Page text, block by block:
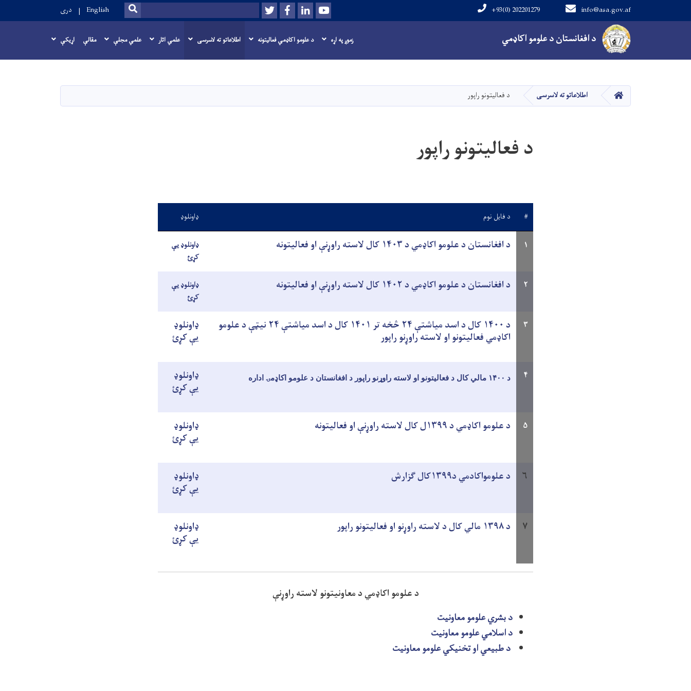
د افغانستان د علومو اکاډمي
info@asa.gov.af
+93(0) 202201279
Youtube
LinkedIn
Facebook
Twitter
لټون SEARCH
English دری
Main navigation
زموږ په اړه د علومو اکاډمي فعاليتونه اطلاعاتو ته لاسرسی علمي اثار علمي مجلې مقالې اړيکې
کور اطلاعاتو ته لاسرسی د فعاليتونو راپور
د فعاليتونو راپور
# د فایل نوم ډاونلوډ
۱ د افغانستان د علومو اکاډمي د ۱۴۰۳ کال لاسته راوړنې او فعالیتونه
ډاونلوډ یې
کړئ
۲ د افغانستان د علومو اکاډمي د ۱۴۰۲ کال لاسته راوړنې او فعالیتونه
ډاونلوډ یې
کړئ
۳ د ۱۴۰۰ کال د اسد میاشتې ۲۴ څخه تر ۱۴۰۱ کال د اسد میاشتې ۲۴ نیټې د علومو
اکاډمي فعالیتونو او لاسته راوړنو راپور
ډاونلوډ
یې کړئ
۴ د ۱۴۰۰ مالي کال د فعالیتونو او لاسته راوړنو راپور د افغانستان د علومو اکاډمۍ اداره ډاونلوډ
یې کړئ
۵ د علومو اکاډمي د ۱۳۹۹ل کال لاسته راوړنې او فعالیتونه ډاونلوډ
يې کړئ
۶ د علومواکادمي د۱۳۹۹کال ګزارش ډاونلوډ
يې کړئ
۷ د ۱۳۹۸ مالي کال د لاسته راوړنو او فعاليتونو راپور ډاونلوډ
يې کړئ
د علومو اکاډمي د معاونیتونو لاسته راوړنې
د بشري علومو معاونیت
د اسلامي علومو معاونیت
د طبیعي او تخنیکي علومو معاونیت